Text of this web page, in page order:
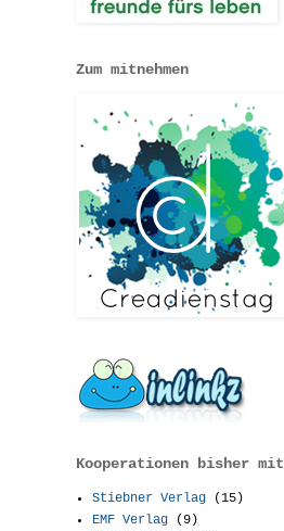
Zum mitnehmen
Kooperationen bisher mit
Stiebner Verlag
(15)
EMF Verlag
(9)